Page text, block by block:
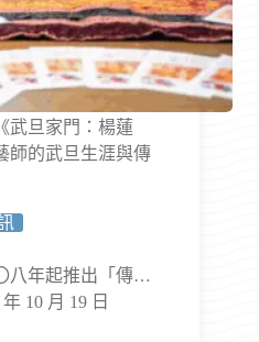
武旦家門：楊蓮
師的武旦生涯與傳
八年起推出「傳…
年 10 月 19 日